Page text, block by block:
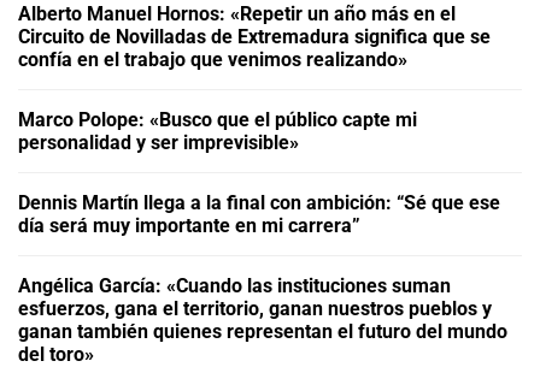
Alberto Manuel Hornos: «Repetir un año más en el
Circuito de Novilladas de Extremadura significa que se
confía en el trabajo que venimos realizando»
Marco Polope: «Busco que el público capte mi
personalidad y ser imprevisible»
Dennis Martín llega a la final con ambición: “Sé que ese
día será muy importante en mi carrera”
Angélica García: «Cuando las instituciones suman
esfuerzos, gana el territorio, ganan nuestros pueblos y
ganan también quienes representan el futuro del mundo
del toro»